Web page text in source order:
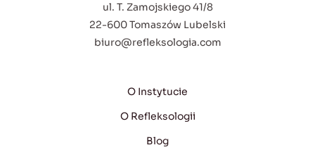
ul. T. Zamojskiego 41/8
22-600 Tomaszów Lubelski
biuro@refleksologia.com
O Instytucie
O Refleksologii
Blog